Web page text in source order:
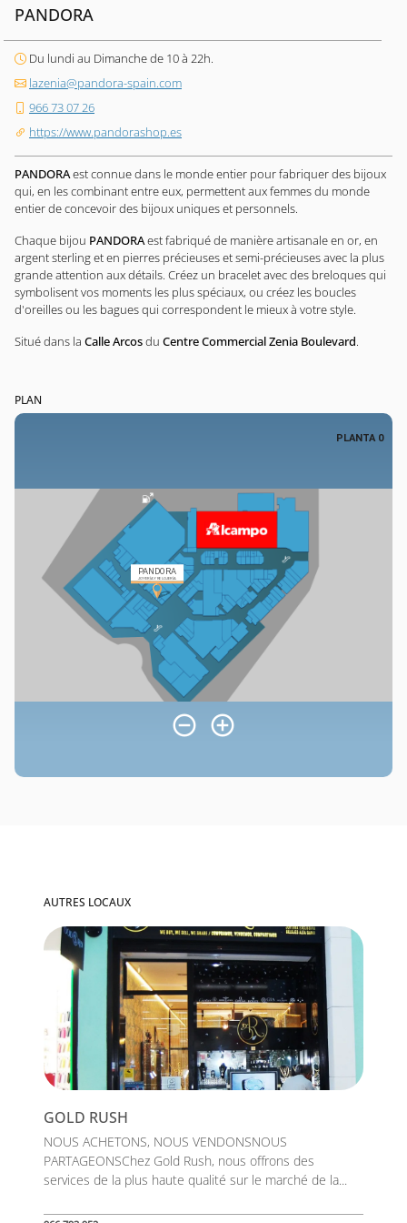
PANDORA
Du lundi au Dimanche de 10 à 22h.
lazenia@pandora-spain.com
966 73 07 26
https://www.pandorashop.es
PANDORAest connue dans le monde entier pour fabriquer des bijoux
qui, en les combinant entre eux, permettent aux femmes du monde
entier de concevoir des bijoux uniques et personnels.
Chaque bijou PANDORAest fabriqué de manière artisanale en or, en
argent sterling et en pierres précieuses et semi-précieuses avec la plus
grande attention aux détails. Créez un bracelet avec des breloques qui
symbolisent vos moments les plus spéciaux, ou créez les boucles
d'oreilles ou les bagues qui correspondent le mieux à votre style.
Situé dans la Calle Arcosdu Centre Commercial Zenia Boulevard.
PLAN
AUTRES LOCAUX
GOLD RUSH
NOUS ACHETONS, NOUS VENDONSNOUS
PARTAGEONSChez Gold Rush, nous offrons des
services de la plus haute qualité sur le marché de la...